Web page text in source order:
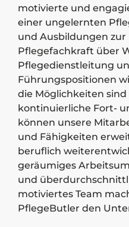
motivierte und
einer ungelernten
und Ausbildungen
Pflegefachkraft über
Pflegedienstleitung
Führungspositionen
die Möglichkeiten
kontinuierliche Fort-
können unsere
und Fähigkeiten
beruflich
geräumiges
und
motiviertes Team
PflegeButler den